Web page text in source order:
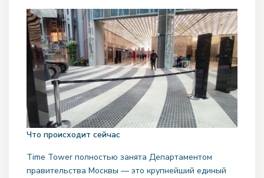
Что происходит сейчас
Time Tower полностью занята Департаментом
правительства Москвы — это крупнейший единый